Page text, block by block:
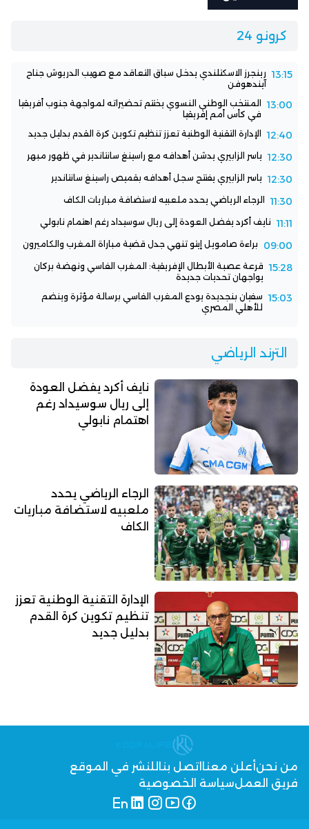
كرونو 24
13:15 رينجرز الاسكتلندي يدخل سباق التعاقد مع صهيب الدريوش جناح
آيندهوفن
13:00
المنتخب الوطني النسوي يختتم تحضيراته لمواجهة جنوب أفريقيا
في كأس أمم إفريقيا
12:40 الإدارة التقنية الوطنية تعزز تنظيم تكوين كرة القدم بدليل جديد
12:30 ياسر الزابيري يدشن أهدافه مع راسينغ سانتاندير في ظهور مبهر
12:30 ياسر الزابيري يفتتح سجل أهدافه بقميص راسينغ سانتاندير
11:30 الرجاء الرياضي يحدد ملعبيه لاستضافة مباريات الكاف
11:11 نايف أكرد يفضل العودة إلى ريال سوسيداد رغم اهتمام نابولي
09:00 براءة صامويل إيتو تنهي جدل قضية مباراة المغرب والكاميرون
15:28 قرعة عصبة الأبطال الإفريقية: المغرب الفاسي ونهضة بركان
يواجهان تحديات جديدة
15:03 سفيان بنجديدة يودع المغرب الفاسي برسالة مؤثرة وينضم
للأهلي المصري
الترند الرياضي
نايف أكرد يفضل العودة
إلى ريال سوسيداد رغم
اهتمام نابولي
الرجاء الرياضي يحدد
ملعبيه لاستضافة مباريات
الكاف
الإدارة التقنية الوطنية تعزز
تنظيم تكوين كرة القدم
بدليل جديد
من نحنأعلن معنا اتصل بنا للنشر في الموقع
فريق العملسياسة الخصوصية